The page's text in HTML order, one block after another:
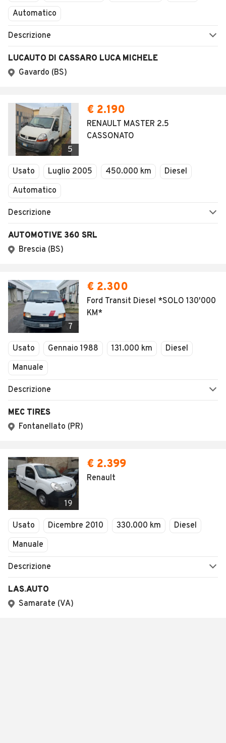
Automatico
Descrizione
LUCAUTO DI CASSARO LUCA MICHELE
Gavardo (BS)
5
€ 2.190
RENAULT MASTER 2.5
CASSONATO
Usato Luglio 2005 450.000 km
Diesel
Automatico
Descrizione
AUTOMOTIVE 360 SRL
Brescia (BS)
7
€ 2.300
Ford Transit Diesel *SOLO 130'000
KM*
Usato Gennaio 1988 131.000 km
Diesel
Manuale
Descrizione
MEC TIRES
Fontanellato (PR)
19
€ 2.399
Renault
Usato Dicembre 2010 330.000 km
Diesel
Manuale
Descrizione
LAS.AUTO
Samarate (VA)